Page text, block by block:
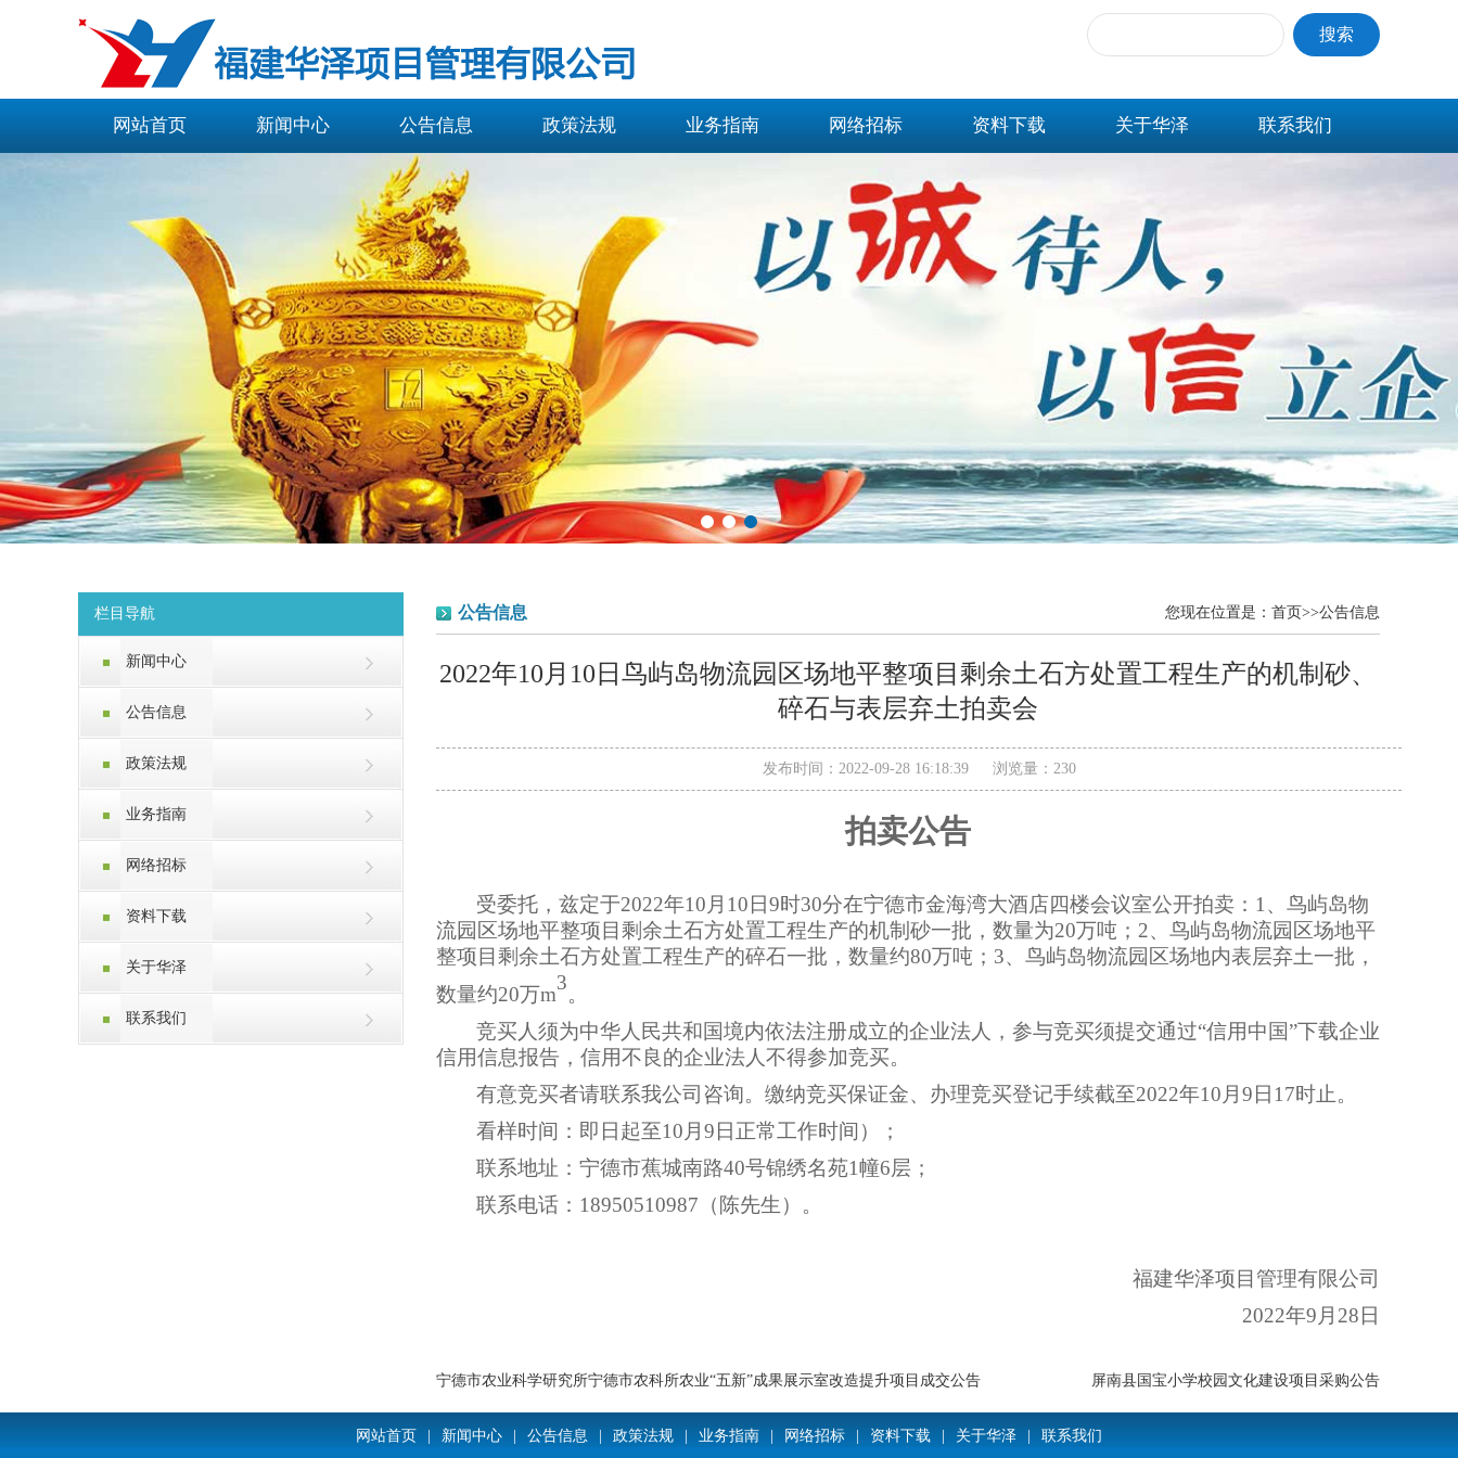
搜索
网站首页 新闻中心 公告信息 政策法规 业务指南 网络招标 资料下载 关于华泽 联系我们
栏目导航
新闻中心
公告信息
政策法规
业务指南
网络招标
资料下载
关于华泽
联系我们
公告信息 您现在位置是： 首页>>公告信息
2022年10月10日鸟屿岛物流园区场地平整项目剩余土石方处置工程生产的机制砂、
碎石与表层弃土拍卖会
发布时间：2022-09-28 16:18:39 浏览量：230
拍卖公告
受委托，兹定于2022年10 月 10 日9时30分在宁德市金海湾大酒店四楼会议室公开拍卖： 1、鸟屿岛物
流园区场地平整项目剩余土石方处置工程生产的机制砂一批，数量为20万吨；2、鸟屿岛物流园区场地平
整项目剩余土石方处置工程生产的碎石一批，数量约80万吨；3、鸟屿岛物流园区场地内表层弃土一批，
数量约20万m
3
。
竞买人须为中华人民共和国境内依法注册成立的企业法人 ， 参与竞买须提交通过“信用中国”下载企业
信用信息报告 ， 信用不良的企业法人不得参加竞买。
有意竞买者请联系我公司 咨询。 缴纳竞买保证金、办理竞买登记手续截至2022年10 月9日17时止。
看样时间：即日起至10 月9日正常工作时间）；
联系地址：宁德市蕉城南路40号锦绣名苑1幢6层；
联系电话： 18950510987（陈先生）。
福建华泽项目管理有限公司
2022年9 月 28日
宁德市农业科学研究所宁德市农科所农业“五新”成果展示室改造提升项目成交公告 屏南县国宝小学校园文化建设项目采购公告
网站首页 | 新闻中心 | 公告信息 | 政策法规 | 业务指南 | 网络招标 | 资料下载 | 关于华泽 | 联系我们